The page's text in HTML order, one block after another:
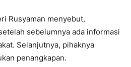
Rusyaman menyebut,
sebelumnya ada informasi
Selanjutnya, pihaknya
penangkapan.